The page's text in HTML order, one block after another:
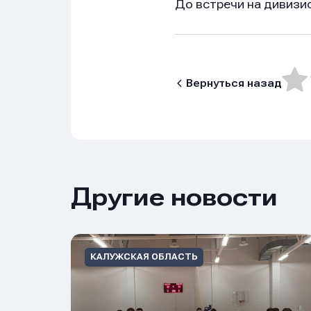
До встречи на
Вернуться назад
Другие новости
КАЛУЖСКАЯ ОБЛАСТЬ